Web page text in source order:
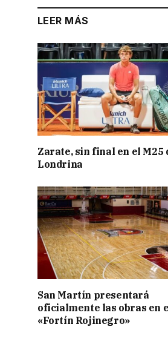
LEER MÁS
Zarate, sin final en el M25
Londrina
San Martín presentará
oficialmente las obras en
«Fortín Rojinegro»